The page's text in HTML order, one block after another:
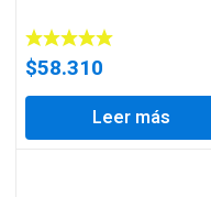
$58.310
Leer más